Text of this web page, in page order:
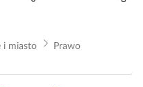
i miasto
Prawo